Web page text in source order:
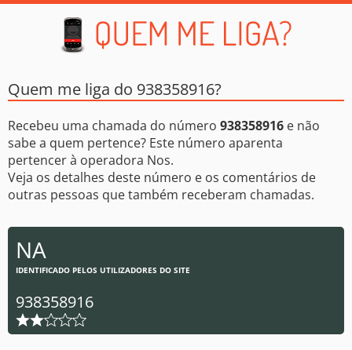
Quem me liga do 938358916?
Recebeu uma chamada do número 938358916 e não
sabe a quem pertence? Este número aparenta
pertencer à operadora Nos.
Veja os detalhes deste número e os comentários de
outras pessoas que também receberam chamadas.
NA
IDENTIFICADO PELOS UTILIZADORES DO SITE
938358916